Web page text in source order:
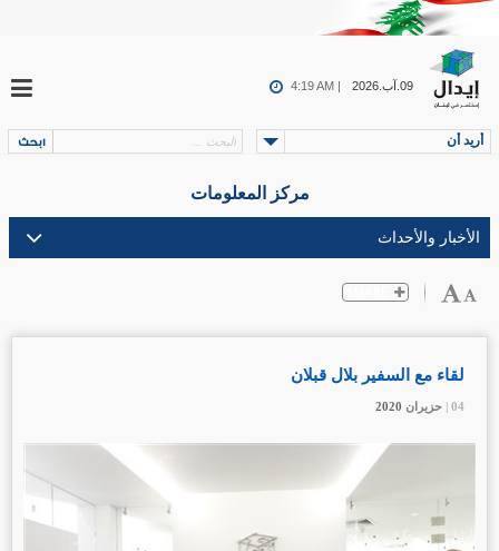
09.آب.2026 4:19 AM |
أريد أن
مركز المعلومات
04 | حزيران
لقاء مع السفير بلال قبلان
04 | حزيران 04 | حزيران